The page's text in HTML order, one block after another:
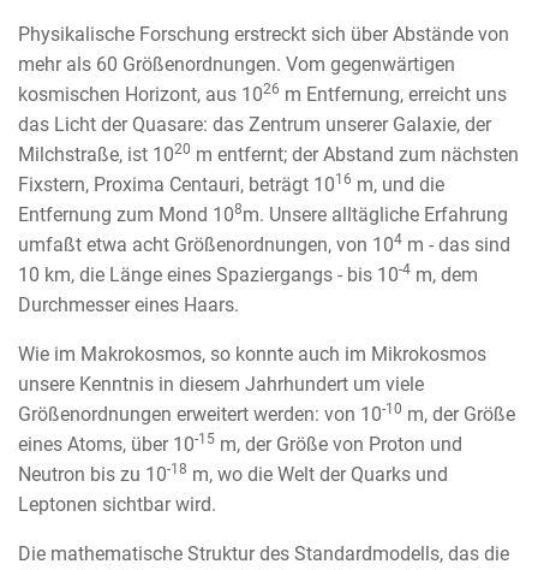
Physikalische Forschung erstreckt sich über Abstände von
mehr als 60 Größenordnungen. Vom gegenwärtigen
kosmischen Horizont, aus 1026 m Entfernung, erreicht uns
das Licht der Quasare: das Zentrum unserer Galaxie, der
Milchstraße, ist 1020 m entfernt; der Abstand zum nächsten
Fixstern, Proxima Centauri, beträgt 1016 m, und die
Entfernung zum Mond 108m. Unsere alltägliche Erfahrung
umfaßt etwa acht Größenordnungen, von 104 m - das sind
10 km, die Länge eines Spaziergangs - bis 10-4 m, dem
Durchmesser eines Haars.
Wie im Makrokosmos, so konnte auch im Mikrokosmos
unsere Kenntnis in diesem Jahrhundert um viele
Größenordnungen erweitert werden: von 10-10 m, der Größe
eines Atoms, über 10-15 m, der Größe von Proton und
Neutron bis zu 10-18 m, wo die Welt der Quarks und
Leptonen sichtbar wird.
Die mathematische Struktur des Standardmodells, das die